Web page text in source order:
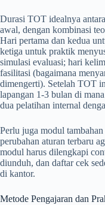
Durasi TOT idealnya
awal, dengan kombinasi
Hari pertama dan kedua
ketiga untuk praktik
simulasi evaluasi; hari
fasilitasi (bagaimana
dimengerti). Setelah TOT
lapangan 1-3 bulan di
dua pelatihan internal
Perlu juga modul
perubahan aturan terbaru
modul harus dilengkapi
diunduh, dan daftar cek
di kantor.
Metode Pengajaran dan